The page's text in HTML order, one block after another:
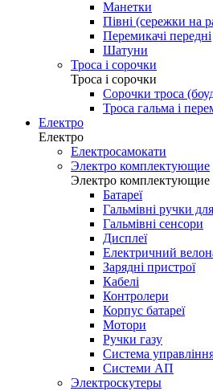
Манетки
Півні (сережки на
Перемикачі передні
Шатуни
Троса і сорочки
Троса і сорочки
Сорочки троса
Троса гальма і
Електро
Електро
Електросамокати
Электро комплектующие
Электро комплектующие
Батареї
Гальмівні ручки
Гальмівні сенсори
Дисплеї
Електричний
Зарядні пристрої
Кабелі
Контролери
Корпус батареї
Мотори
Ручки газу
Система
Системи АП
Электроскутеры